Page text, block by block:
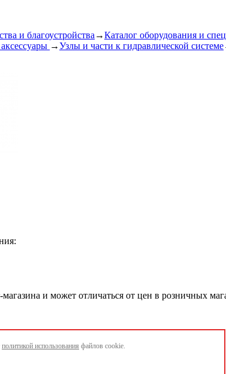
и благоустройства →Каталог оборудования и
→Узлы и части к гидравлической системе
и может отличаться от цен в розничных
политикой использования файлов cookie.